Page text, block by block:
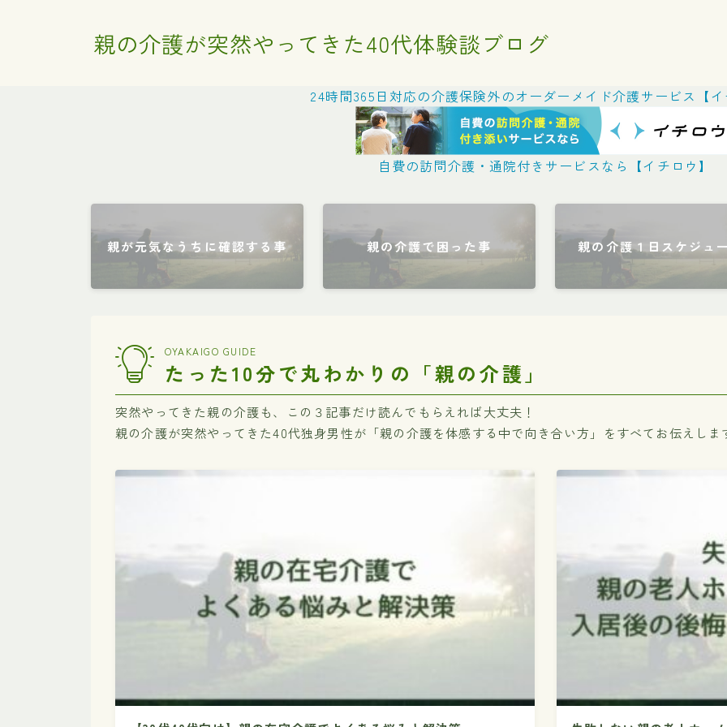
親の介護が突然やってきた40代体験談ブログ
24時間365日対応の介護保険外のオーダーメイド介護サービス【
自費の訪問介護・通院付きサービスなら【イチロウ】
親が元気なうちに確認する事 親の介護で困った事 親の介護１日スケジュ
OYAKAIGO GUIDE
たった10分で丸わかりの「親の介護」
突然やってきた親の介護も、この３記事だけ読んでもらえれば大丈夫！
親の介護が突然やってきた40代独身男性が「親の介護を体感する中で向き合い方」をすべてお伝えしま